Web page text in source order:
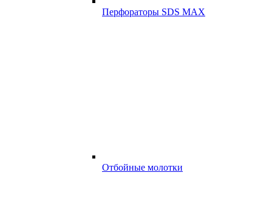
Перфораторы SDS MAX
Отбойные молотки